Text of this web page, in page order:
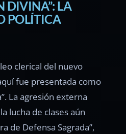
DIVINA”: LA
POLÍTICA
clerical del nuevo
fue presentada como
La agresión externa
lucha de clases aún
de Defensa Sagrada”,